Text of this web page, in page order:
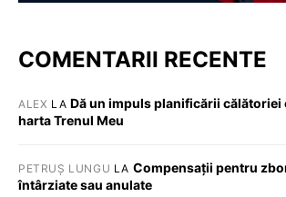
COMENTARII RECENTE
ALEX LA Dă un impuls planificării călătoriei
harta Trenul Meu
PETRUȘ LUNGU LA Compensații pentru
întârziate sau anulate